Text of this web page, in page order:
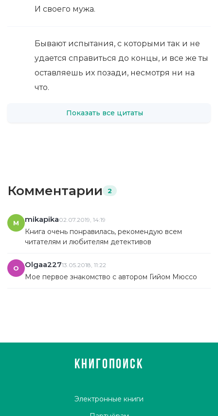
И своего мужа.
Бывают испытания, с которыми так и не
удается справиться до концы, и все же ты
оставляешь их позади, несмотря ни на
что.
Показать все цитаты
Комментарии 2
M mikapika02.07.2019, 14:19
Книга очень понравилась, рекомендую всем
читателям и любителям детективов
O Olgaa22713.05.2018, 11:22
Мое первое знакомство с автором Гийом Мюссо
КНИГОПОИСК
Электронные книги